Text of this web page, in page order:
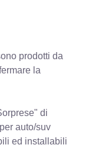
prodotti da
la
di
auto/suv
ed installabili